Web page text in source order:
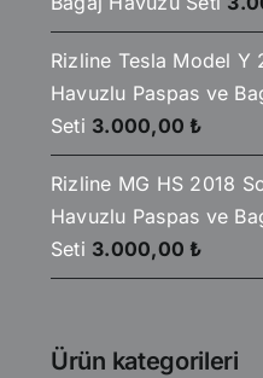
Rizline Tesla Model Y
Havuzlu Paspas ve
Seti 3.000,00 ₺
Rizline MG HS 2018
Havuzlu Paspas ve
Seti 3.000,00 ₺
Ürün kategorileri